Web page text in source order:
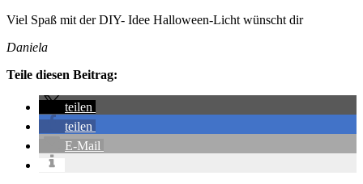
Viel Spaß mit der DIY- Idee Halloween-Licht wünscht dir
Daniela
Teile diesen Beitrag:
teilen
teilen
E-Mail